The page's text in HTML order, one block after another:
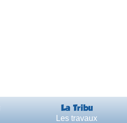
La Tribu
Les travaux